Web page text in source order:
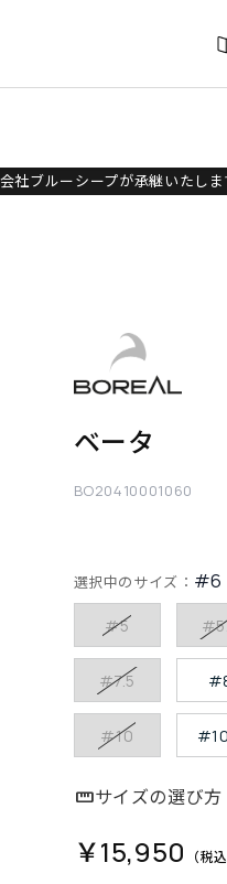
ブルーシープが承継いたしま
ベータ
BO20410001060
選択中のサイズ： #6
#5
#7.5
#10
サイズの選び方
￥15,950